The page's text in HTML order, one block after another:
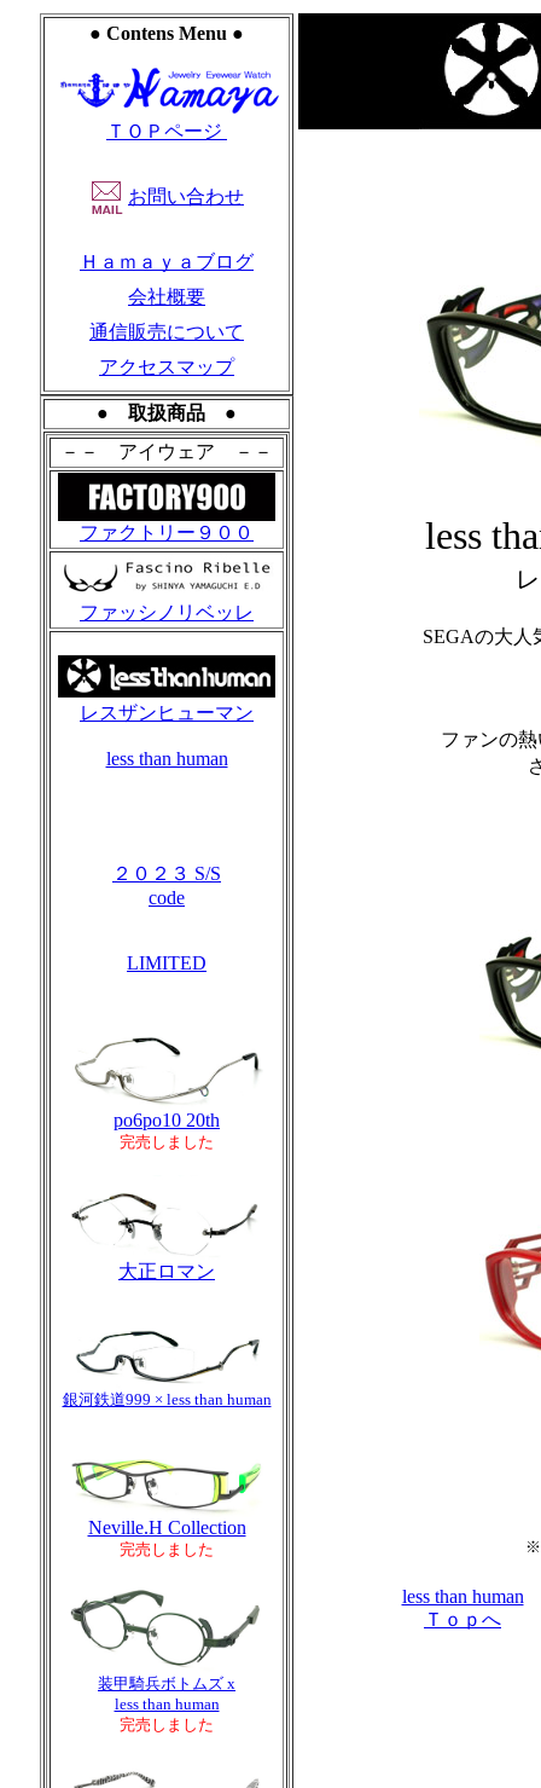
● Contens Menu ●
ＴＯＰページ
お問い合わせ
Ｈａｍａｙａブログ
会社概要
通信販売について
アクセスマップ
● 取扱商品 ●
－－ アイウェア －－
ファクトリー９００
ファッシノリベッレ
レスザンヒューマン
less than human
２０２３ S/S
code
LIMITED
po6po10 20th
完売しました
大正ロマン
銀河鉄道999 × less than human
Neville.H Collection
完売しました
装甲騎兵ボトムズ x
less than human
完売しました
less
SEGAの大人
ファンの
※
less than human
Ｔｏｐへ